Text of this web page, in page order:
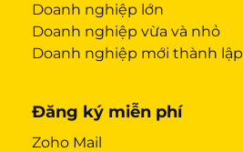
Doanh nghiệp lớn
Doanh nghiệp vừa và nhỏ
Doanh nghiệp mới thành lập
Đăng ký miễn phí
Zoho Mail